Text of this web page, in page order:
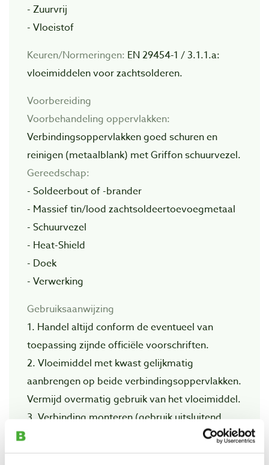
- Zuurvrij
- Vloeistof
Keuren/Normeringen: EN 29454-1 / 3.1.1.a:
vloeimiddelen voor zachtsolderen.
Voorbereiding
Voorbehandeling oppervlakken:
Verbindingsoppervlakken goed schuren en
reinigen (metaalblank) met Griffon schuurvezel.
Gereedschap:
- Soldeerbout of -brander
- Massief tin/lood zachtsoldeertoevoegmetaal
- Schuurvezel
- Heat-Shield
- Doek
- Verwerking
Gebruiksaanwijzing
1. Handel altijd conform de eventueel van
toepassing zijnde officiële voorschriften.
2. Vloeimiddel met kwast gelijkmatig
aanbrengen op beide verbindingsoppervlakken.
Vermijd overmatig gebruik van het vloeimiddel.
3. Verbinding monteren (gebruik uitsluitend
4. Verbinding gelijkmatig verwarmen totdat het